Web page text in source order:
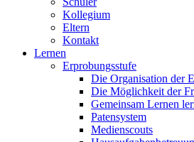
Kollegium
Eltern
Kontakt
Lernen
Erprobungsstufe
Die Organisation der
Die Möglichkeit der
Gemeinsam Lernen
Patensystem
Medienscouts